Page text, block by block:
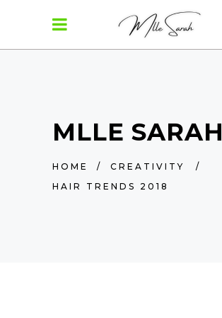
MLLE SARAH
HOME / CREATIVITY
/
HAIR TRENDS 2018